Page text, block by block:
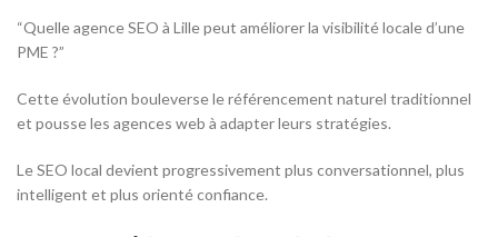
“Quelle agence SEO à Lille peut améliorer la visibilité locale d’une
PME ?”
Cette évolution bouleverse le référencement naturel traditionnel
et pousse les agences web à adapter leurs stratégies.
Le SEO local devient progressivement plus conversationnel, plus
intelligent et plus orienté confiance.